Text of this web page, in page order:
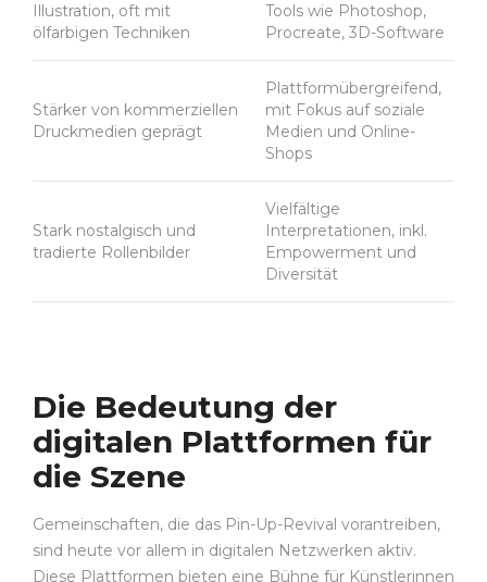
Illustration, oft mit
ölfarbigen Techniken
Tools wie Photoshop,
Procreate, 3D-Software
Stärker von kommerziellen
Druckmedien geprägt
Plattformübergreifend,
mit Fokus auf soziale
Medien und Online-
Shops
Stark nostalgisch und
tradierte Rollenbilder
Vielfältige
Interpretationen, inkl.
Empowerment und
Diversität
Die Bedeutung der
digitalen Plattformen für
die Szene
Gemeinschaften, die das Pin-Up-Revival vorantreiben,
sind heute vor allem in digitalen Netzwerken aktiv.
Diese Plattformen bieten eine Bühne für Künstlerinnen